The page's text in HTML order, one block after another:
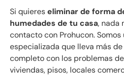
Si quiereseliminar de forma
humedades de tu casa, nada
contacto con Prohucon. Somos
especializada que lleva más
completo con los problemas
viviendas, pisos, locales